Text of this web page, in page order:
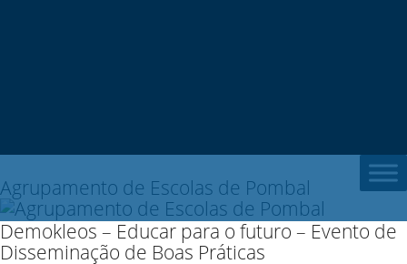
for:
Agrupamento de Escolas de Pombal
Demokleos – Educar para o futuro – Evento de
Disseminação de Boas Práticas